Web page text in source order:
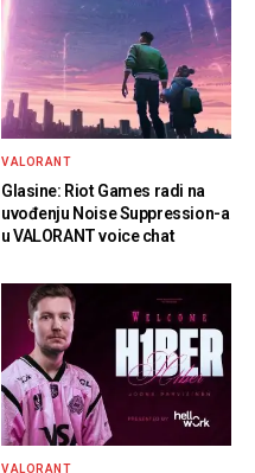
VALORANT
Glasine: Riot Games radi na
uvođenju Noise Suppression-a
u VALORANT voice chat
VALORANT